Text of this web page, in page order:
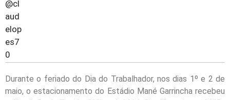
Durante o feriado do Dia do Trabalhador, nos dias 1º e 2 de
maio, o estacionamento do Estádio Mané Garrincha recebeu